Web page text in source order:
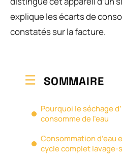
explique les écarts de
constatés sur la facture.
SOMMAIRE
Pourquoi le séchage
consomme de l’eau
Consommation d’eau
cycle complet lavage-